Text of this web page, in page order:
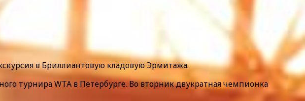
в Бриллиантовую кладовую Эрмитажа.
турнира WTA в Петербурге. Во вторник двукратная чемпионка